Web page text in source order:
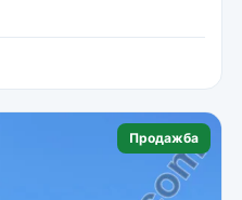
Продажба